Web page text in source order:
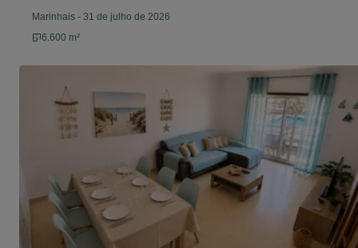
Marinhais - 31 de julho de 2026
6.600 m²